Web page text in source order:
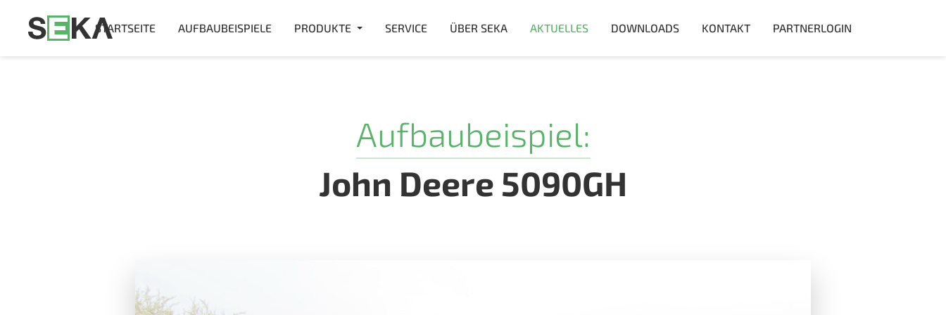
STARTSEITE AUFBAUBEISPIELE PRODUKTE SERVICE ÜBER SEKA AKTUELLES DOWNLOADS KONTAKT PARTNERLOGIN
Aufbaubeispiel:
John Deere 5090GH